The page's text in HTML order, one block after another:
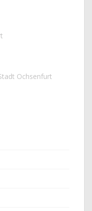
Ochsenfurt